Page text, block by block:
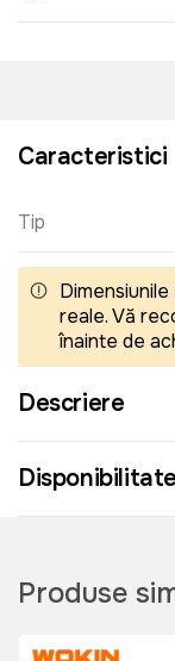
Caracteristici
Tip
reale. Vă
înainte de
Descriere
Disponibilitate
Produse